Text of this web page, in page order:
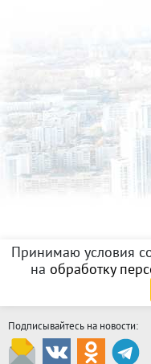
Принимаю условия
на обработку
Подписывайтесь на новости: